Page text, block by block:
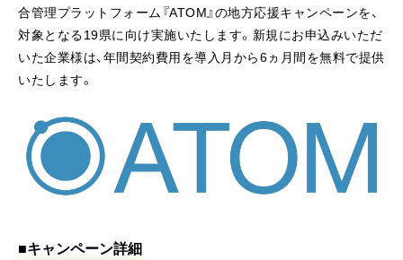
合管理プラットフォーム『ATOM』の地方応援キャンペーンを、
対象となる19県に向け実施いたします。新規にお申込みいただ
いた企業様は、年間契約費用を導入月から6ヵ月間を無料で提供
いたします。
■キャンペーン詳細